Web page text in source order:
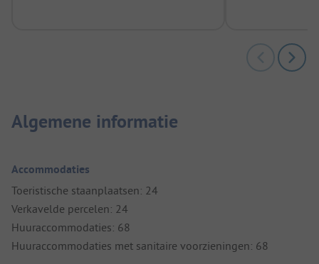
Algemene informatie
Accommodaties
Toeristische staanplaatsen: 24
Verkavelde percelen: 24
Huuraccommodaties: 68
Huuraccommodaties met sanitaire voorzieningen: 68